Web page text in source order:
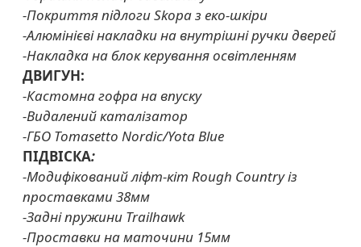
-Покриття підлоги Skopa з еко-шкіри
-Алюмінієві накладки на внутрішні ручки дверей
-Накладка на блок керування освітленням
ДВИГУН:
-Кастомна гофра на впуску
-Видалений каталізатор
-ГБО Tomasetto Nordic/Yota Blue
ПІДВІСКА:
-Модифікований ліфт-кіт Rough Country із
проставками 38мм
-Задні пружини Trailhawk
-Проставки на маточини 15мм